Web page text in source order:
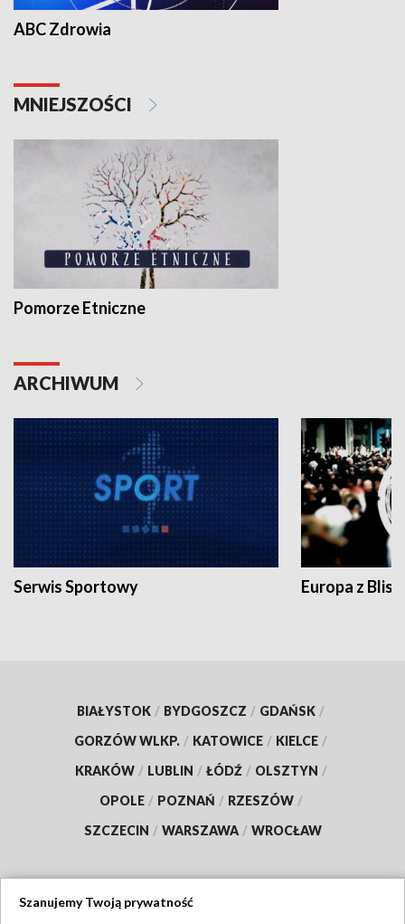
ABC Zdrowia
MNIEJSZOŚCI
Pomorze Etniczne
ARCHIWUM
Serwis Sportowy Europa z
BIAŁYSTOK / BYDGOSZCZ / GDAŃSK /
GORZÓW WLKP. / KATOWICE / KIELCE /
KRAKÓW / LUBLIN / ŁÓDŹ / OLSZTYN /
OPOLE / POZNAŃ / RZESZÓW /
SZCZECIN / WARSZAWA / WROCŁAW
Szanujemy Twoją prywatność